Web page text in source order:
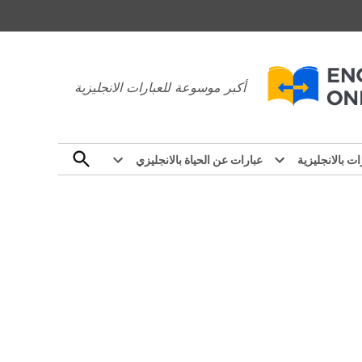
عبارات بالانجليزي
أكبر موسوعة للعبارات الانجليزية
بالانجليزية عبارات عن الحياة بالانجليزي
Open